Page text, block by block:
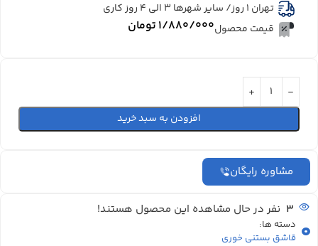
تهران 1 روز/ سایر شهرها ۳ الی ۴ روز کاری
قیمت محصول۱/۸۸۰/۰۰۰ تومان
افزودن به سبد خرید
مشاوره رایگان
3 نفر در حال مشاهده این محصول هستند!
دسته ها:
قاشق بستنی خوری